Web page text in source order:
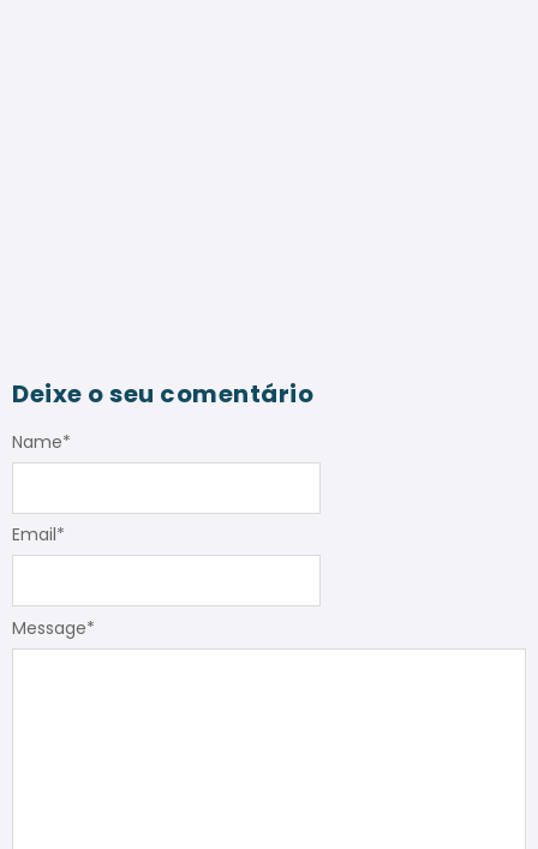
Deixe o seu comentário
Message*
Name*
Email*